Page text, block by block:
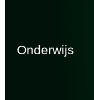
Onderwijs